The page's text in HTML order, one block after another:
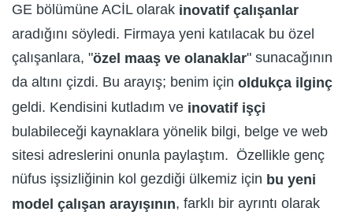
GE bölümüne ACİL olarak inovatif çalışanlar
aradığını söyledi. Firmaya yeni katılacak bu özel
çalışanlara, "özel maaş ve olanaklar" sunacağının
da altını çizdi. Bu arayış; benim için oldukça ilginç
geldi. Kendisini kutladım ve inovatif işçi
bulabileceği kaynaklara yönelik bilgi, belge ve web
sitesi adreslerini onunla paylaştım. Özellikle genç
nüfus işsizliğinin kol gezdiği ülkemiz için bu yeni
model çalışan arayışının, farklı bir ayrıntı olarak